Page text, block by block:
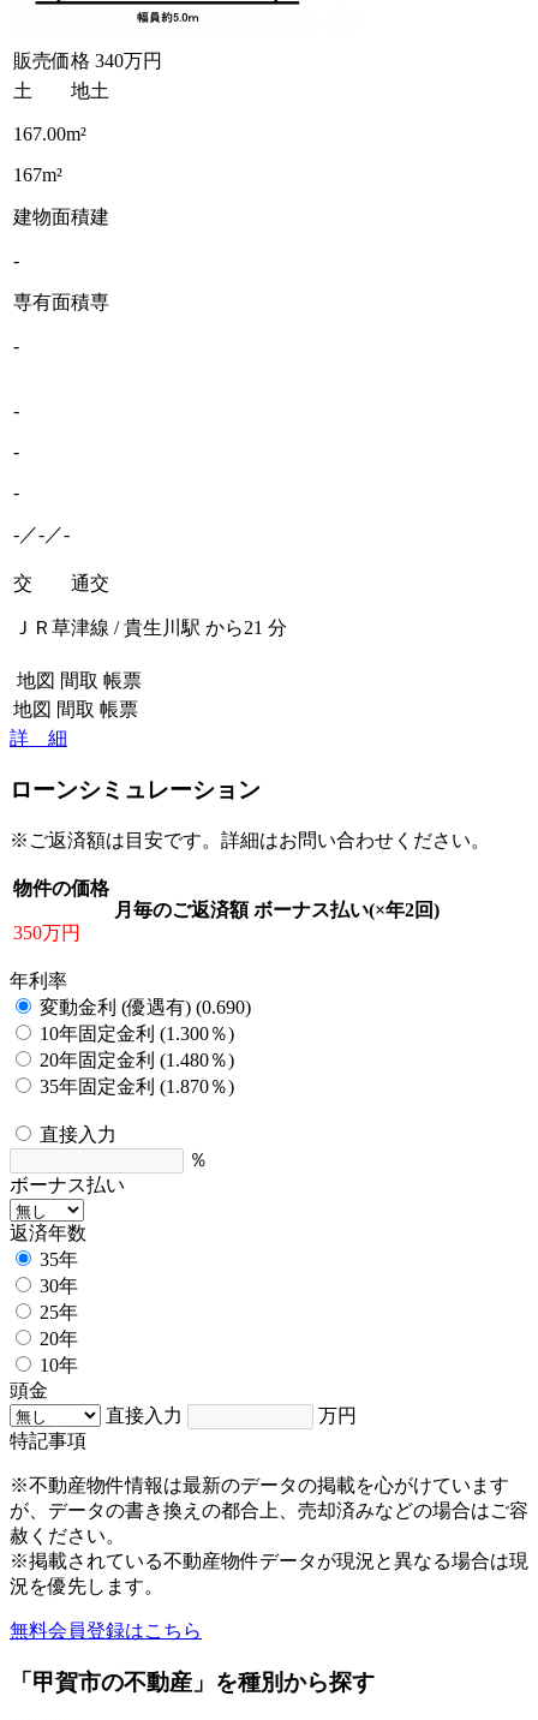
販売価格 340万円
土 地土
167.00m²
167m²
建物面積建
-
専有面積専
-
-
-
-
-／-／-
交 通交
ＪＲ草津線 / 貴生川駅 から21 分
地図 間取 帳票
地図 間取 帳票
詳 細
ローンシミュレーション
※ご返済額は目安です。詳細はお問い合わせください。
物件の価格
350万円
月毎のご返済額 ボーナス払い(×年2回)
年利率
変動金利 (優遇有) (0.690)
10年固定金利 (1.300％)
20年固定金利 (1.480％)
35年固定金利 (1.870％)
直接入力
％
ボーナス払い
返済年数
35年
30年
25年
20年
10年
頭金
直接入力
万円
特記事項
※不動産物件情報は最新のデータの掲載を心がけています
が、データの書き換えの都合上、売却済みなどの場合はご容
赦ください。
※掲載されている不動産物件データが現況と異なる場合は現
況を優先します。
無料会員登録はこちら
「甲賀市の不動産」を種別から探す